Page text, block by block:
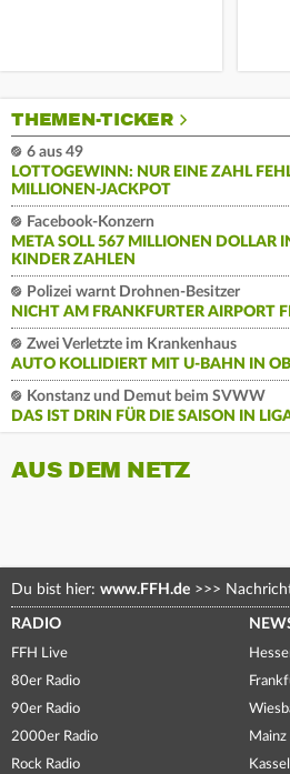
THEMEN-TICKER
6 aus 49
LOTTOGEWINN: NUR EINE ZAHL
MILLIONEN-JACKPOT
Facebook-Konzern
META SOLL 567 MILLIONEN DOLLAR
KINDER ZAHLEN
Polizei warnt Drohnen-Besitzer
NICHT AM FRANKFURTER AIRPORT
Zwei Verletzte im Krankenhaus
AUTO KOLLIDIERT MIT U-BAHN IN
Konstanz und Demut beim SVWW
DAS IST DRIN FÜR DIE SAISON IN
AUS DEM NETZ
Du bist hier: www.FFH.de >>>
RADIO
FFH Live
80er Radio
90er Radio
2000er Radio
Rock Radio